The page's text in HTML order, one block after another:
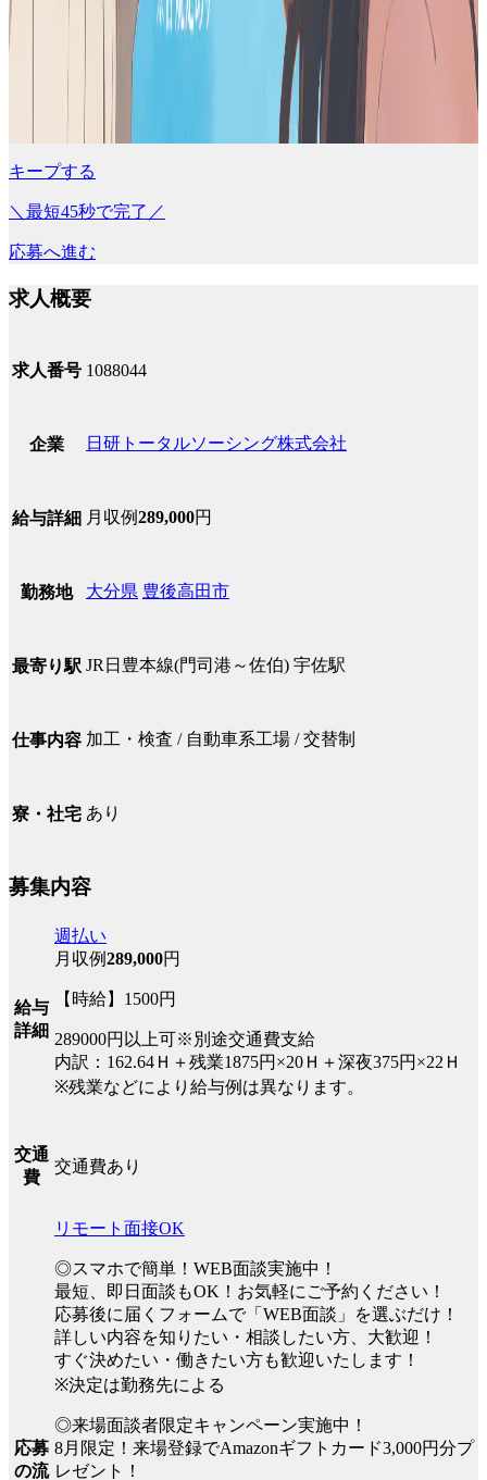
キープする
＼最短45秒で完了／
応募へ進む
求人概要
求人番号 1088044
企業 日研トータルソーシング株式会社
給与詳細 月収例289,000円
勤務地 大分県 豊後高田市
最寄り駅 JR日豊本線(門司港～佐伯) 宇佐駅
仕事内容 加工・検査 / 自動車系工場 / 交替制
寮・社宅 あり
募集内容
給与
詳細
週払い
月収例289,000円
【時給】1500円
289000円以上可※別途交通費支給
内訳：162.64Ｈ＋残業1875円×20Ｈ＋深夜375円×22Ｈ
※残業などにより給与例は異なります。
交通
費
交通費あり
応募
の流
リモート面接OK
◎スマホで簡単！WEB面談実施中！
最短、即日面談もOK！お気軽にご予約ください！
応募後に届くフォームで「WEB面談」を選ぶだけ！
詳しい内容を知りたい・相談したい方、大歓迎！
すぐ決めたい・働きたい方も歓迎いたします！
※決定は勤務先による
◎来場面談者限定キャンペーン実施中！
8月限定！来場登録でAmazonギフトカード3,000円分プ
レゼント！